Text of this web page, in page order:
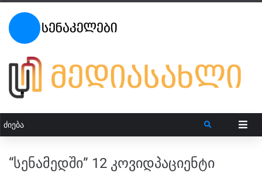
“სენამედში” 12 კოვიდპაციენტი